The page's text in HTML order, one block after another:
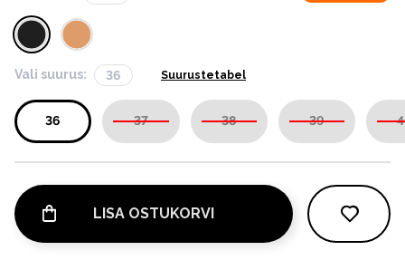
Vali suurus: 36 Suurustetabel
36 37 38 39
LISA OSTUKORVI